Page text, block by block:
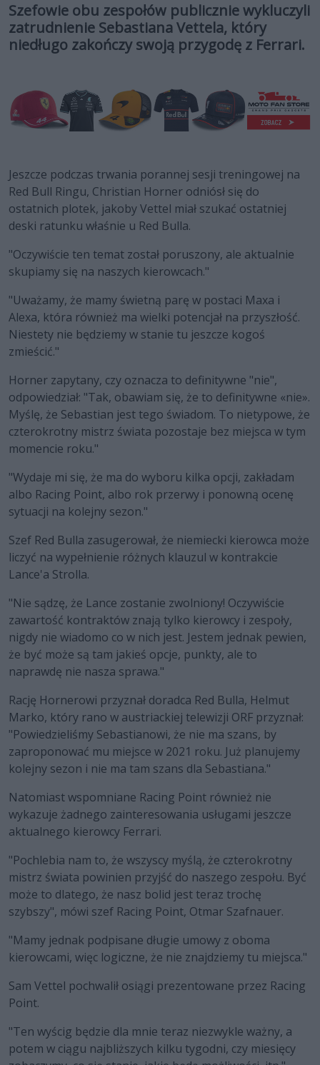
Szefowie obu zespołów publicznie wykluczyli
zatrudnienie Sebastiana Vettela, który
niedługo zakończy swoją przygodę z Ferrari.
Jeszcze podczas trwania porannej sesji treningowej na
Red Bull Ringu, Christian Horner odniósł się do
ostatnich plotek, jakoby Vettel miał szukać ostatniej
deski ratunku właśnie u Red Bulla.
"Oczywiście ten temat został poruszony, ale aktualnie
skupiamy się na naszych kierowcach."
"Uważamy, że mamy świetną parę w postaci Maxa i
Alexa, która również ma wielki potencjał na przyszłość.
Niestety nie będziemy w stanie tu jeszcze kogoś
zmieścić."
Horner zapytany, czy oznacza to definitywne "nie",
odpowiedział: "Tak, obawiam się, że to definitywne «nie».
Myślę, że Sebastian jest tego świadom. To nietypowe, że
czterokrotny mistrz świata pozostaje bez miejsca w tym
momencie roku."
"Wydaje mi się, że ma do wyboru kilka opcji, zakładam
albo Racing Point, albo rok przerwy i ponowną ocenę
sytuacji na kolejny sezon."
Szef Red Bulla zasugerował, że niemiecki kierowca może
liczyć na wypełnienie różnych klauzul w kontrakcie
Lance'a Strolla.
"Nie sądzę, że Lance zostanie zwolniony! Oczywiście
zawartość kontraktów znają tylko kierowcy i zespoły,
nigdy nie wiadomo co w nich jest. Jestem jednak pewien,
że być może są tam jakieś opcje, punkty, ale to
naprawdę nie nasza sprawa."
Rację Hornerowi przyznał doradca Red Bulla, Helmut
Marko, który rano w austriackiej telewizji ORF przyznał:
"Powiedzieliśmy Sebastianowi, że nie ma szans, by
zaproponować mu miejsce w 2021 roku. Już planujemy
kolejny sezon i nie ma tam szans dla Sebastiana."
Natomiast wspomniane Racing Point również nie
wykazuje żadnego zainteresowania usługami jeszcze
aktualnego kierowcy Ferrari.
"Pochlebia nam to, że wszyscy myślą, że czterokrotny
mistrz świata powinien przyjść do naszego zespołu. Być
może to dlatego, że nasz bolid jest teraz trochę
szybszy", mówi szef Racing Point, Otmar Szafnauer.
"Mamy jednak podpisane długie umowy z oboma
kierowcami, więc logiczne, że nie znajdziemy tu miejsca."
Sam Vettel pochwalił osiągi prezentowane przez Racing
Point.
"Ten wyścig będzie dla mnie teraz niezwykle ważny, a
potem w ciągu najbliższych kilku tygodni, czy miesięcy